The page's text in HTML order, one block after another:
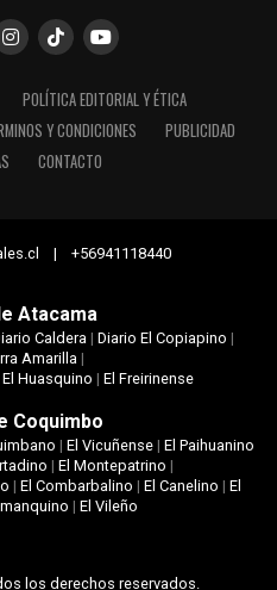
POLÍTICA EDITORIAL Y ÉTICA
Y CONDICIONES
PUBLICIDAD
CONTACTO
| +56941118440
Atacama
Caldera| Diario El Copiapino |
Amarilla|
El Huasquino | El Freirinense
Coquimbo
| El Vicuñense| El Paihuanino
| El Montepatrino |
|El Combarbalino |El Canelino |El
| El Vileño
los derechos reservados.